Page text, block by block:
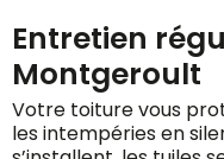
Entretien
Montgeroult
Votre toiture vous
les intempéries en